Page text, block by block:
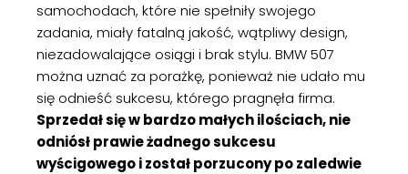
samochodach, które nie spełniły swojego
zadania, miały fatalną jakość, wątpliwy design,
niezadowalające osiągi i brak stylu. BMW 507
można uznać za porażkę, ponieważ nie udało mu
się odnieść sukcesu, którego pragnęła firma.
Sprzedał się w bardzo małych ilościach, nie
odniósł prawie żadnego sukcesu
wyścigowego i został porzucony po zaledwie